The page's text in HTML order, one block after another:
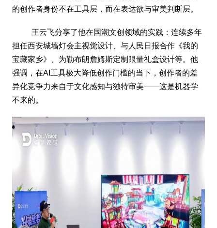
的创作者身份不在工具层，而在表达欲与审美判断层。
王云飞分享了他在国潮文创领域的实践：连续多年
担任西安城墙灯会主视觉设计、与人民日报合作《我的
宝藏家乡》、为勒布朗詹姆斯定制限量礼盒设计等。他
强调，在AI工具极大降低创作门槛的当下，创作者的差
异化竞争力来自于文化感知与独特审美——这是机器学
不来的。